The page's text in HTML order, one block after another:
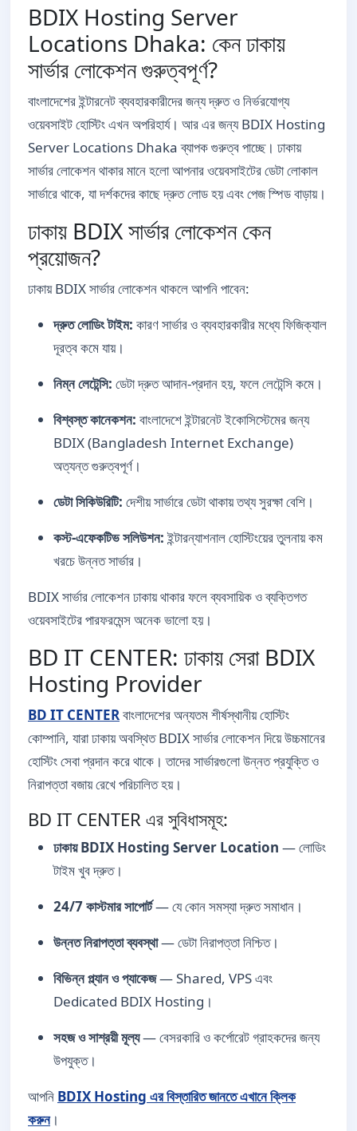
BDIX Hosting Server
Locations Dhaka: কেন ঢাকায়
সার্ভার লোকেশন গুরুত্বপূর্ণ?
বাংলাদেশের ইন্টারনেট ব্যবহারকারীদের জন্য দ্রুত ও নির্ভরযোগ্য
ওয়েবসাইট হোস্টিং এখন অপরিহার্য। আর এর জন্য BDIX Hosting
Server Locations Dhaka ব্যাপক গুরুত্ব পাচ্ছে। ঢাকায়
সার্ভার লোকেশন থাকার মানে হলো আপনার ওয়েবসাইটের ডেটা লোকাল
সার্ভারে থাকে, যা দর্শকদের কাছে দ্রুত লোড হয় এবং পেজ স্পিড বাড়ায়।
ঢাকায় BDIX সার্ভার লোকেশন কেন
প্রয়োজন?
ঢাকায় BDIX সার্ভার লোকেশন থাকলে আপনি পাবেন:
দ্রুত লোডিং টাইম: কারণ সার্ভার ও ব্যবহারকারীর মধ্যে ফিজিক্যাল
দূরত্ব কমে যায়।
নিম্ন লেটেন্সি: ডেটা দ্রুত আদান-প্রদান হয়, ফলে লেটেন্সি কমে।
বিশ্বস্ত কানেকশন: বাংলাদেশে ইন্টারনেট ইকোসিস্টেমের জন্য
BDIX (Bangladesh Internet Exchange)
অত্যন্ত গুরুত্বপূর্ণ।
ডেটা সিকিউরিটি: দেশীয় সার্ভারে ডেটা থাকায় তথ্য সুরক্ষা বেশি।
কস্ট-এফেকটিভ সলিউশন:ইন্টারন্যাশনাল হোস্টিংয়ের তুলনায় কম
খরচে উন্নত সার্ভার।
BDIX সার্ভার লোকেশন ঢাকায় থাকার ফলে ব্যবসায়িক ও ব্যক্তিগত
ওয়েবসাইটের পারফরমেন্স অনেক ভালো হয়।
BD IT CENTER: ঢাকায় সেরা BDIX
Hosting Provider
BD IT CENTERবাংলাদেশের অন্যতম শীর্ষস্থানীয় হোস্টিং
কোম্পানি, যারা ঢাকায় অবস্থিত BDIX সার্ভার লোকেশন দিয়ে উচ্চমানের
হোস্টিং সেবা প্রদান করে থাকে। তাদের সার্ভারগুলো উন্নত প্রযুক্তি ও
নিরাপত্তা বজায় রেখে পরিচালিত হয়।
BD IT CENTER এর সুবিধাসমূহ:
ঢাকায় BDIX Hosting Server Location — লোডিং
টাইম খুব দ্রুত।
24/7 কাস্টমার সাপোর্ট— যে কোন সমস্যা দ্রুত সমাধান।
উন্নত নিরাপত্তা ব্যবস্থা— ডেটা নিরাপত্তা নিশ্চিত।
বিভিন্ন প্ল্যান ও প্যাকেজ— Shared, VPS এবং
Dedicated BDIX Hosting।
সহজ ও সাশ্রয়ী মূল্য— বেসরকারি ও কর্পোরেট গ্রাহকদের জন্য
উপযুক্ত।
আপনি BDIX Hosting এর বিস্তারিত জানতে এখানে ক্লিক
করুন।